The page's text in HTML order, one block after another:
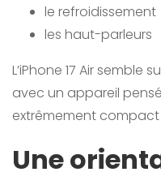
le refroidissement
les haut-parleurs
L’iPhone 17 Air semble
avec un appareil
extrêmement
Une